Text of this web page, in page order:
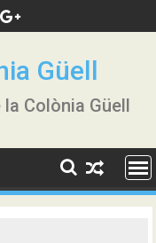
Güell
Colònia Güell